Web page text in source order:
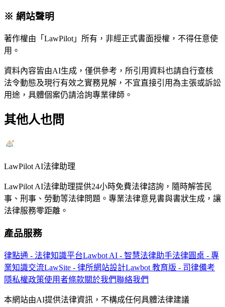
※ 網站聲明
著作權由「LawPilot」所有，非經正式書面授權，不得任意使
用。
資料內容皆由AI生成，僅供參考，所引用資料也請自行查核
法令動態及現行有效之實務見解，不宜直接引用為主張或訴訟
用途，具體個案仍請洽詢專業律師。
其他人也問
LawPilot AI法律助理
LawPilot AI法律助理提供24小時免費法律諮詢，隨時解答民
事、刑事、勞動等法律問題。專業法律意見書與書狀生成，讓
法律服務零距離。
產品服務
律點通 - 法律知識平台Lawbot AI - 智慧法律助手法律圓桌 - 專
業知識交流LawSite - 律所網站設計Lawbot 教育版 - 司律備考
隱私權政策使用者條款關於我們聯絡我們
本網站由AI提供法律資訊，不構成任何具體法律建議